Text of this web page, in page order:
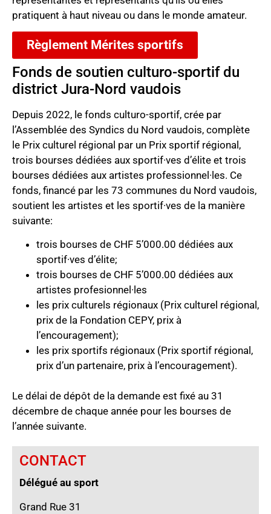
pratiquent à haut niveau ou dans le monde amateur.
Règlement Mérites sportifs
Fonds de soutien culturo-sportif du
district Jura-Nord vaudois
Depuis 2022, le fonds culturo-sportif, crée par
l’Assemblée des Syndics du Nord vaudois, complète
le Prix culturel régional par un Prix sportif régional,
trois bourses dédiées aux sportif·ves d’élite et trois
bourses dédiées aux artistes professionnel·les. Ce
fonds, financé par les 73 communes du Nord vaudois,
soutient les artistes et les sportif·ves de la manière
suivante:
trois bourses de CHF 5’000.00 dédiées aux
sportif·ves d’élite;
trois bourses de CHF 5’000.00 dédiées aux
artistes profesionnel·les
les prix culturels régionaux (Prix culturel régional,
prix de la Fondation CEPY, prix à
l’encouragement);
les prix sportifs régionaux (Prix sportif régional,
prix d’un partenaire, prix à l’encouragement).
Le délai de dépôt de la demande est fixé au 31
décembre de chaque année pour les bourses de
l’année suivante.
CONTACT
Délégué au sport
Grand Rue 31